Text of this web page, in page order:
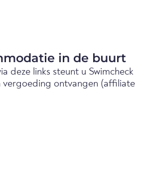
in de buurt
deze links steunt u Swimcheck
vergoeding ontvangen (affiliate